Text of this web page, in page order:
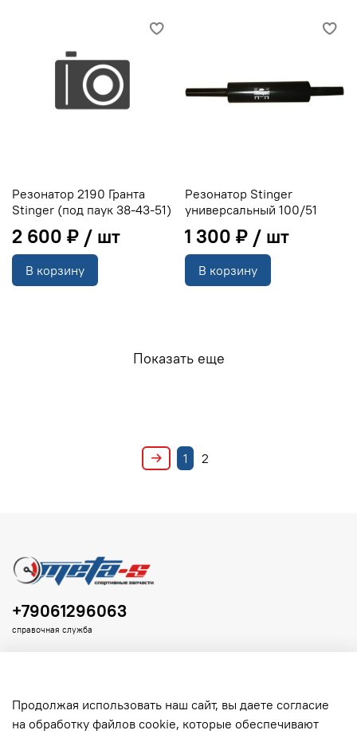
Резонатор 2190 Гранта
Stinger (под паук 38-43-51)
2 600 ₽
В корзину
Резонатор Stinger
универсальный 100/51
1 300 ₽
В корзину
Показать еще
1 2
+79061296063
справочная служба
Продолжая использовать наш сайт, вы даете согласие
на обработку файлов cookie, которые обеспечивают